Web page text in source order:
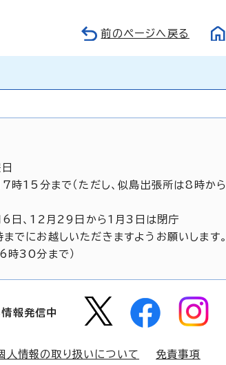
前のページへ戻る
時15分まで（ただし、似島出張所は8時か
6日、12月29日から1月3日は閉庁
でにお越しいただきますようお願いします。
時30分まで）
報発信中
人情報の取り扱いについて 免責事項